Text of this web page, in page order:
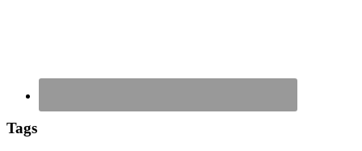
Tags